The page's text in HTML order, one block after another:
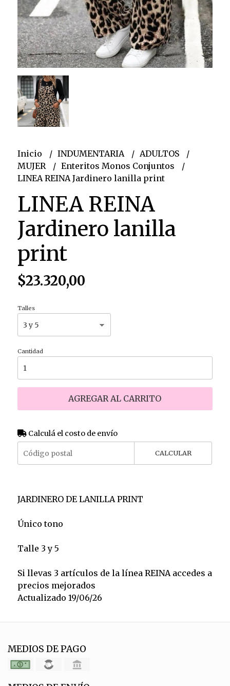
Inicio INDUMENTARIA
ADULTOS
MUJER
Enteritos Monos Conjuntos
LINEA REINA Jardinero lanilla print
LINEA REINA
Jardinero lanilla
print
$23.320,00
Talles
Cantidad
AGREGAR AL CARRITO
Calculá el costo de envío
CALCULAR
JARDINERO DE LANILLA PRINT
Único tono
Talle 3 y 5
Si llevas 3 artículos de la línea REINA accedes a
precios mejorados
Actualizado 19/06/26
MEDIOS DE PAGO